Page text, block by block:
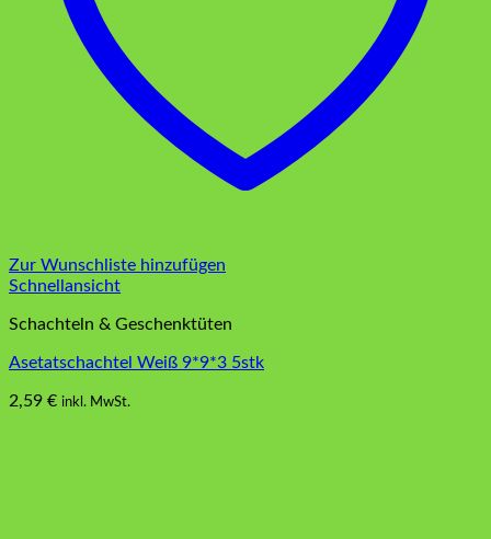
Zur Wunschliste hinzufügen
Schnellansicht
Schachteln & Geschenktüten
Asetatschachtel Weiß 9*9*3 5stk
2,59 € inkl. MwSt.